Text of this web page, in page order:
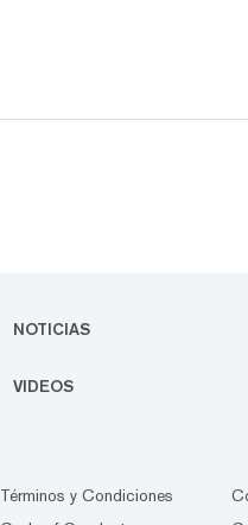
NOTICIAS
VIDEOS
Términos y Condiciones